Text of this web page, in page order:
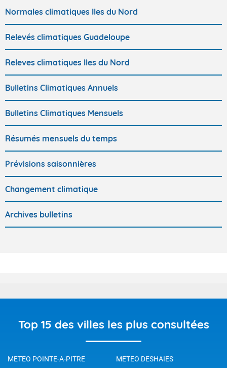
Normales climatiques Iles du Nord
Relevés climatiques Guadeloupe
Releves climatiques Iles du Nord
Bulletins Climatiques Annuels
Bulletins Climatiques Mensuels
Résumés mensuels du temps
Prévisions saisonnières
Changement climatique
Archives bulletins
Top 15 des villes les plus consultées
METEO POINTE-A-PITRE
METEO DESHAIES